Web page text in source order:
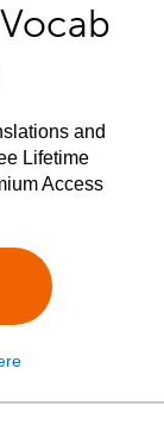
and
Lifetime
Access